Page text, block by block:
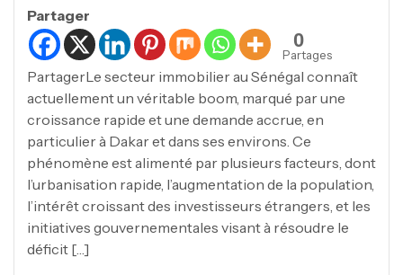
Partager
0
Partages
PartagerLe secteur immobilier au Sénégal connaît
actuellement un véritable boom, marqué par une
croissance rapide et une demande accrue, en
particulier à Dakar et dans ses environs. Ce
phénomène est alimenté par plusieurs facteurs, dont
l’urbanisation rapide, l’augmentation de la population,
l’intérêt croissant des investisseurs étrangers, et les
initiatives gouvernementales visant à résoudre le
déficit […]